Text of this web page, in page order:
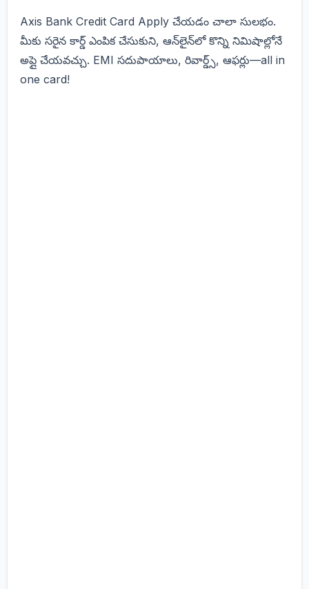
Axis Bank Credit Card Apply చేయడం చాలా సులభం.
మీకు సరైన కార్డ్ ఎంపిక చేసుకుని, ఆన్‌లైన్‌లో కొన్ని నిమిషాల్లోనే
అప్లై చేయవచ్చు. EMI సదుపాయాలు, రివార్డ్స్, ఆఫర్లు—all in
one card!